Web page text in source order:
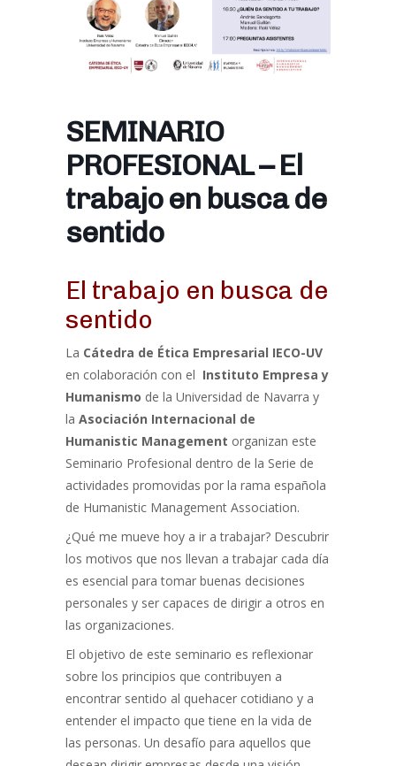
SEMINARIO
PROFESIONAL – El
trabajo en busca de
sentido
El trabajo en busca de
sentido
La Cátedra de Ética Empresarial IECO-UV
en colaboración con el Instituto Empresa y
Humanismo de la Universidad de Navarra y
la Asociación Internacional de
Humanistic Management organizan este
Seminario Profesional dentro de la Serie de
actividades promovidas por la rama española
de Humanistic Management Association.
¿Qué me mueve hoy a ir a trabajar? Descubrir
los motivos que nos llevan a trabajar cada día
es esencial para tomar buenas decisiones
personales y ser capaces de dirigir a otros en
las organizaciones.
El objetivo de este seminario es reflexionar
sobre los principios que contribuyen a
encontrar sentido al quehacer cotidiano y a
entender el impacto que tiene en la vida de
las personas. Un desafío para aquellos que